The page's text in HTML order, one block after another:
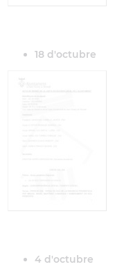
18 d'octubre
4 d'octubre